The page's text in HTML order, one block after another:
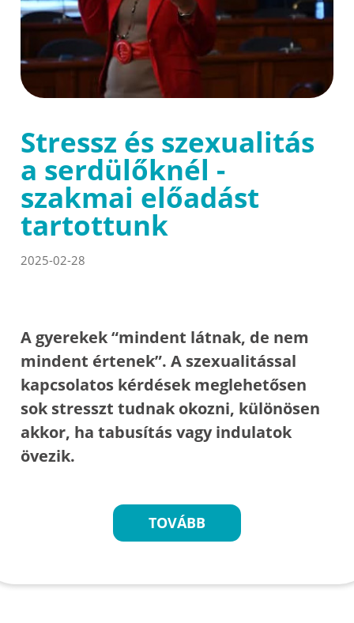
Stressz és szexualitás
a serdülőknél -
szakmai előadást
tartottunk
2025-02-28
A gyerekek “mindent látnak, de nem
mindent értenek”. A szexualitással
kapcsolatos kérdések meglehetősen
sok stresszt tudnak okozni, különösen
akkor, ha tabusítás vagy indulatok
övezik.
TOVÁBB